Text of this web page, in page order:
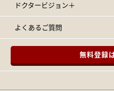
ドクタービジョン＋
よくあるご質問
無料登録